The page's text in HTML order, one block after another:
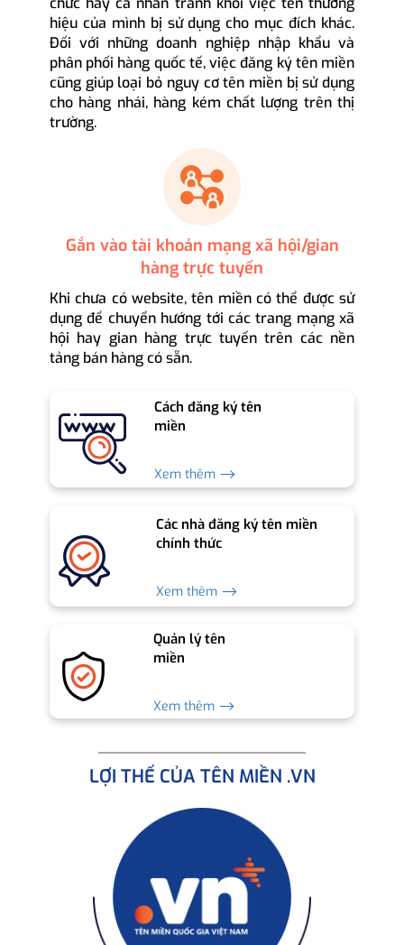
hiệu của mình bị sử dụng cho mục đích khác.
Đối với những doanh nghiệp nhập khẩu và
phân phối hàng quốc tế, việc đăng ký tên miền
cũng giúp loại bỏ nguy cơ tên miền bị sử dụng
cho hàng nhái, hàng kém chất lượng trên thị
trường.
Gắn vào tài khoản mạng xã hội/gian
hàng trực tuyến
Khi chưa có website, tên miền có thể được sử
dụng để chuyển hướng tới các trang mạng xã
hội hay gian hàng trực tuyến trên các nền
tảng bán hàng có sẵn.
Cách đăng ký tên
miền
Xem thêm ⟶
Các nhà đăng ký tên miền
chính thức
Xem thêm ⟶
Quản lý tên
miền
Xem thêm ⟶
LỢI THẾ CỦA TÊN MIỀN .VN